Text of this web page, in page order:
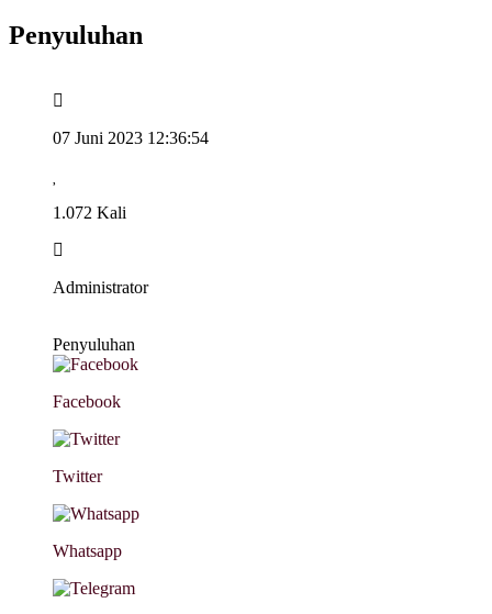
Penyuluhan
07 Juni 2023 12:36:54
1.072 Kali
Administrator
Penyuluhan
Facebook
Twitter
Whatsapp